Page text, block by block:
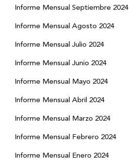
Informe Mensual Septiembre 2024
Informe Mensual Agosto 2024
Informe Mensual Julio 2024
Informe Mensual Junio 2024
Informe Mensual Mayo 2024
Informe Mensual Abril 2024
Informe Mensual Marzo 2024
Informe Mensual Febrero 2024
Informe Mensual Enero 2024